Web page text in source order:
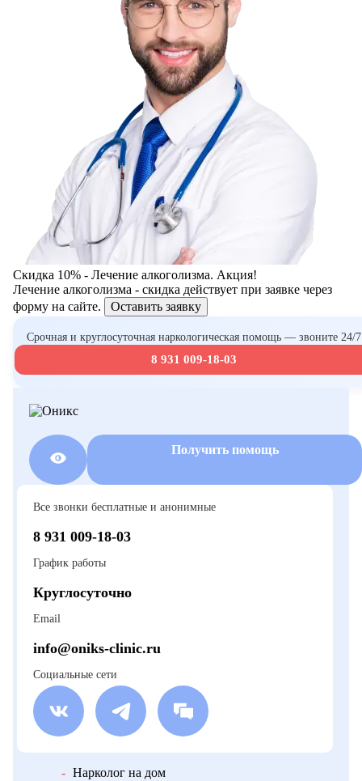
Скидка 10% - Лечение алкоголизма. Акция!
Лечение алкоголизма - скидка действует при заявке через
форму на сайте.
Оставить заявку
Срочная и круглосуточная наркологическая помощь — звоните 24/7
8 931 009-18-03
Получить помощь
- Нарколог на дом
Все звонки бесплатные и анонимные
8 931 009-18-03
График работы
Круглосуточно
Email
info@oniks-clinic.ru
Социальные сети